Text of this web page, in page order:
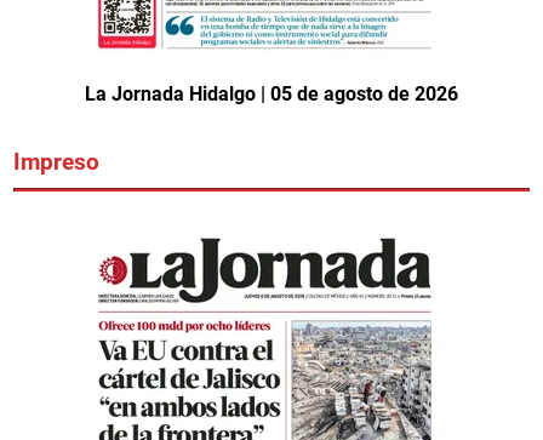
La Jornada Hidalgo | 05 de agosto de 2026
Impreso